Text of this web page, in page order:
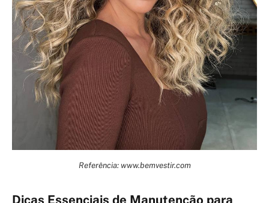
Referência: www.bemvestir.com